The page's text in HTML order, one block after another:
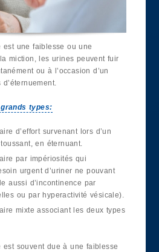
est une faiblesse ou une
miction, les urines peuvent fuir
ou à l’occasion d’un
types:
d’effort survenant lors d’un
en éternuant.
par impériosités qui
urgent d’uriner ne pouvant
aussi d’incontinence par
ou par hyperactivité vésicale).
mixte associant les deux types
est souvent due à une faiblesse